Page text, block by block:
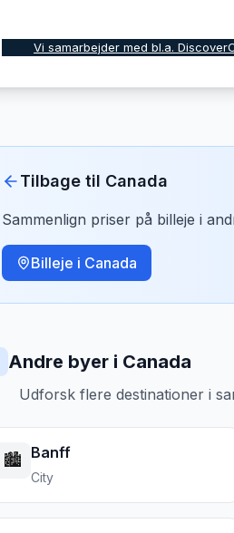
Vi samarbejder med bl.a.
Tilbage til Canada
Sammenlign priser på billeje i
Billeje i Canada
Andre byer i Canada
Udforsk flere destinationer i
🏙️ Banff
City